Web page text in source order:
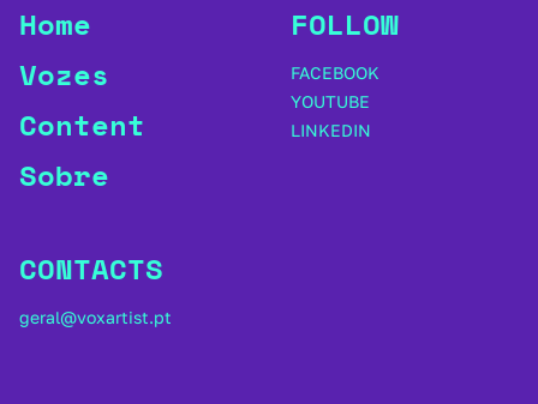
Home
Vozes
Content
Sobre
FOLLOW
FACEBOOK
YOUTUBE
LINKEDIN
CONTACTS
geral@voxartist.pt